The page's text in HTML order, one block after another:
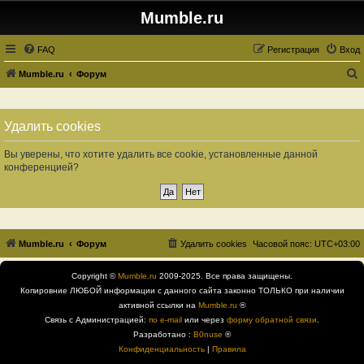
Mumble.ru
FAQ Вход
Регистрация
Mumble.ru Форум
и
Удалить cookies
Вы уверены, что хотите удалить все cookie, установленные данной
конференцией?
Mumble.ru Форум Часовой пояс: UTC+03:00
Удалить cookies
Copyright ©Mumble.ru 2009-2025. Все права защищены.
Копировние ЛЮБОЙ информации с данного сайта законно ТОЛЬКО при наличии
активной ссылки на Mumble.ru ®
Связь с Администрацией: по e-mail или через форму обратной связи
Разработано : B0nuse ®
Конфиденциальность| Правила